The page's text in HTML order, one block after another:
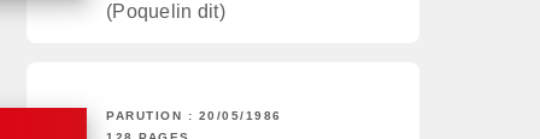
(Poquelin dit)
PARUTION : 20/05/1986